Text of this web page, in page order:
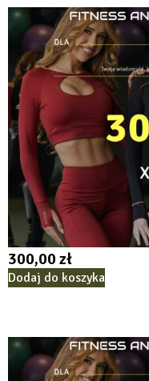
300,00 zł
Dodaj do koszyka